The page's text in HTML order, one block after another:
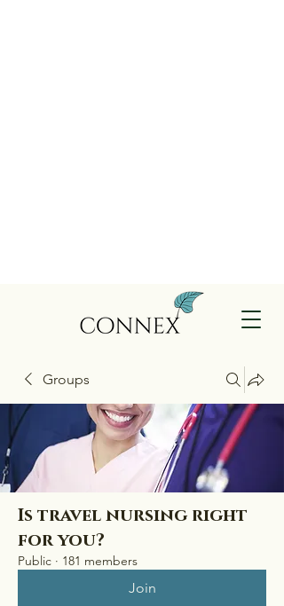
Groups
Is travel nursing right
for you?
Public · 181 members
Join